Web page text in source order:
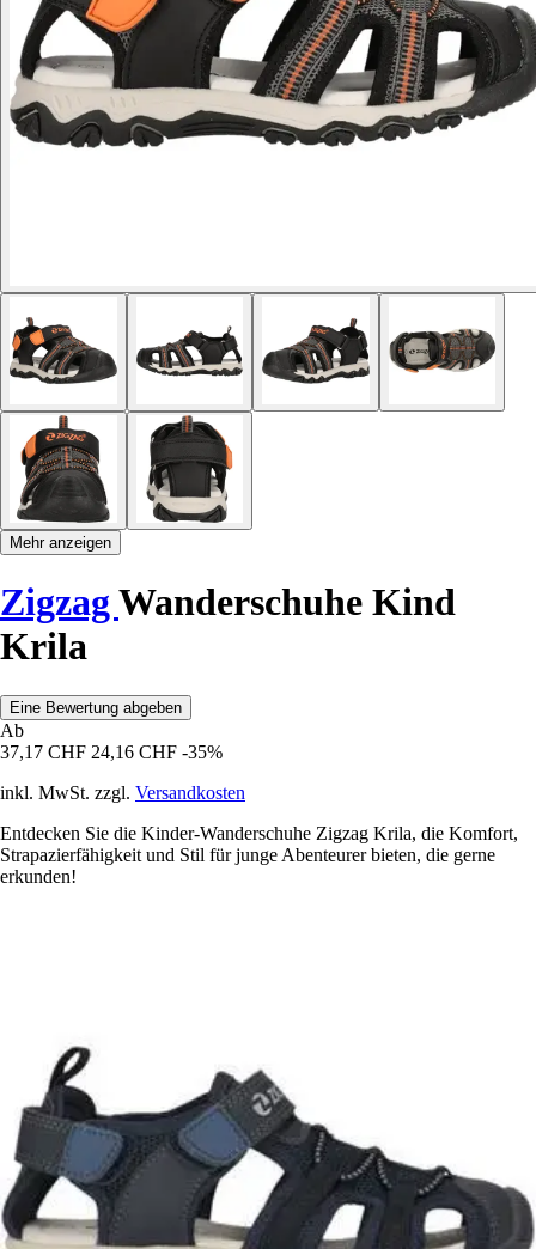
Mehr anzeigen
Zigzag Wanderschuhe Kind
Krila
Eine Bewertung abgeben
Ab
37,17 CHF 24,16 CHF -35%
inkl. MwSt. zzgl. Versandkosten
Entdecken Sie die Kinder-Wanderschuhe Zigzag Krila, die Komfort,
Strapazierfähigkeit und Stil für junge Abenteurer bieten, die gerne
erkunden!